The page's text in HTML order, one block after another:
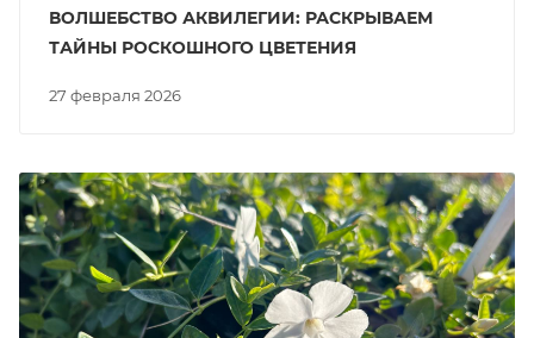
27 февраля 2026
ВОЛШЕБСТВО АКВИЛЕГИИ: РАСКРЫВАЕМ
ТАЙНЫ РОСКОШНОГО ЦВЕТЕНИЯ